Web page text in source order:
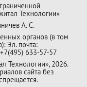
Технологии»
А. С.
органов (в том
Эл. почта:
633-57-57
Технологии», 2026.
сайта без